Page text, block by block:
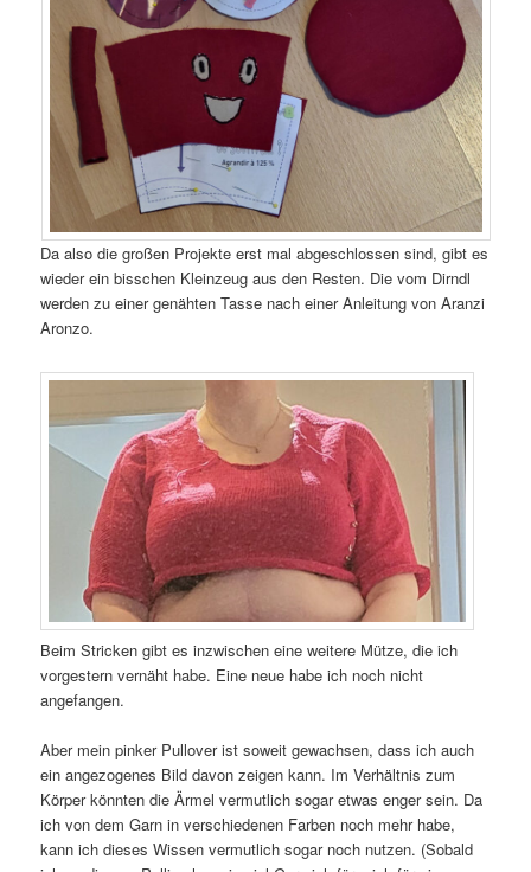
Da also die großen Projekte erst mal abgeschlossen sind, gibt es
wieder ein bisschen Kleinzeug aus den Resten. Die vom Dirndl
werden zu einer genähten Tasse nach einer Anleitung von Aranzi
Aronzo.
Beim Stricken gibt es inzwischen eine weitere Mütze, die ich
vorgestern vernäht habe. Eine neue habe ich noch nicht
angefangen.
Aber mein pinker Pullover ist soweit gewachsen, dass ich auch
ein angezogenes Bild davon zeigen kann. Im Verhältnis zum
Körper könnten die Ärmel vermutlich sogar etwas enger sein. Da
ich von dem Garn in verschiedenen Farben noch mehr habe,
kann ich dieses Wissen vermutlich sogar noch nutzen. (Sobald